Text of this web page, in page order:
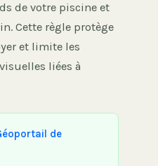
de votre piscine et
Cette règle protège
et limite les
liées à
de